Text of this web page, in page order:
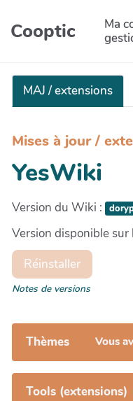
Aller au contenu
Cooptic
Ma
MAJ / extensions
Mises à jour /
YesWiki
Version du Wiki :
Version disponible sur
Réinstaller
Notes de versions
Thèmes Vous
Tools (extensions)